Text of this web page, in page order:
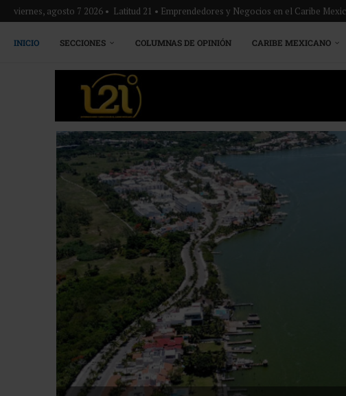
viernes, agosto 7 2026 • Latitud 21 • Emprendedores y Negocios en el Caribe
INICIO SECCIONES COLUMNAS DE OPINIÓN CARIBE MEXICANO